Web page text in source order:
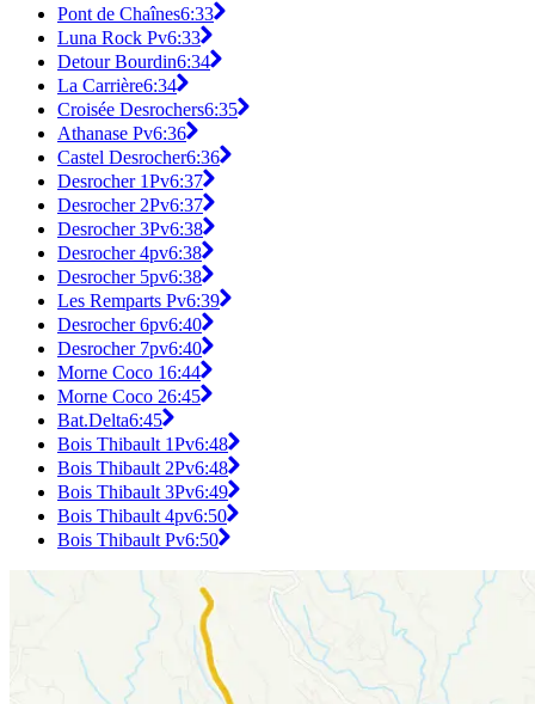
Pont de Chaînes6:33
Luna Rock Pv6:33
Detour Bourdin6:34
La Carrière6:34
Croisée Desrochers6:35
Athanase Pv6:36
Castel Desrocher6:36
Desrocher 1Pv6:37
Desrocher 2Pv6:37
Desrocher 3Pv6:38
Desrocher 4pv6:38
Desrocher 5pv6:38
Les Remparts Pv6:39
Desrocher 6pv6:40
Desrocher 7pv6:40
Morne Coco 16:44
Morne Coco 26:45
Bat.Delta6:45
Bois Thibault 1Pv6:48
Bois Thibault 2Pv6:48
Bois Thibault 3Pv6:49
Bois Thibault 4pv6:50
Bois Thibault Pv6:50